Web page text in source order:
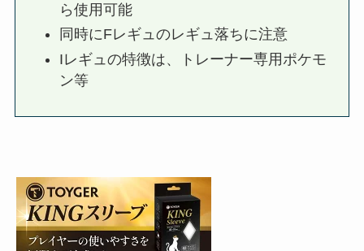
ら使用可能
同時にFレギュのレギュ落ちに注意
Iレギュの特徴は、トレーナー専用ポケモ
ン等